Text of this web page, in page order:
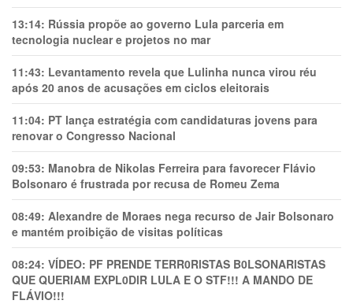
13:14: Rússia propõe ao governo Lula parceria em
tecnologia nuclear e projetos no mar
11:43: Levantamento revela que Lulinha nunca virou réu
após 20 anos de acusações em ciclos eleitorais
11:04: PT lança estratégia com candidaturas jovens para
renovar o Congresso Nacional
09:53: Manobra de Nikolas Ferreira para favorecer Flávio
Bolsonaro é frustrada por recusa de Romeu Zema
08:49: Alexandre de Moraes nega recurso de Jair Bolsonaro
e mantém proibição de visitas políticas
08:24: VÍDEO: PF PRENDE TERR0RlSTAS B0LSONARlSTAS
QUE QUERIAM EXPL0DlR LULA E O STF!!! A MANDO DE
FLÁVIO!!!